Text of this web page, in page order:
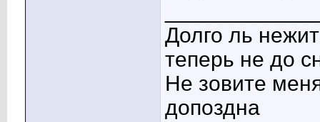
Долго ль
теперь не до
Не зовите
допоздна